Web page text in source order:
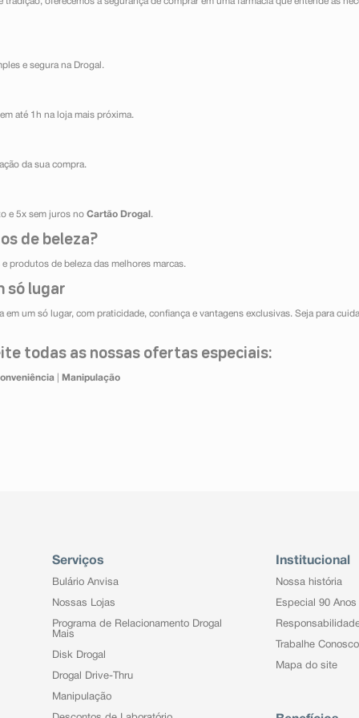
e segura na Drogal.
até 1h na loja mais próxima.
da sua compra.
e 5x sem juros no Cartão Drogal .
de beleza?
e produtos de beleza das melhores marcas.
só lugar
um só lugar, com praticidade, confiança e vantagens exclusivas. Seja para
todas as nossas ofertas especiais:
Manipulação
Serviços
Bulário Anvisa
Nossas Lojas
Programa de Relacionamento Drogal
Mais
Disk Drogal
Drogal Drive-Thru
Manipulação
Institucional
Nossa história
Especial 90 Anos
Trabalhe Conosco
Mapa do site